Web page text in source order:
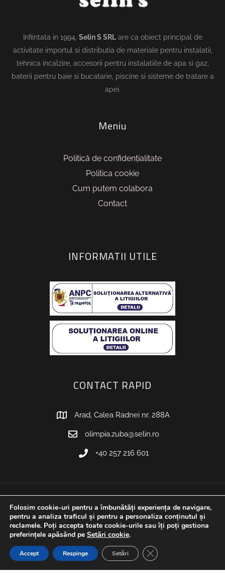
Infiintata in 1994, Selin S SRLare ca obiect principal de
activitate importul si distributia de materiale pentru instalatii,
tehnica incalzire, accesorii pentru instalatiile de apa si gaz,
baterii pentru baie si bucatarie, piscine si sisteme de tratare a
apei.
Meniu
Politică de confidențialitate
Politica cookie
Cum putem colabora
Contact
INFORMATII UTILE
CONTACT RAPID
Arad, Calea Radnei nr. 288A
olimpia.zuba@selin.ro
+40 257 216 601
Copyright © 1994 – 2022 Selin’s S.R.L. Toate drepturile sunt
rezervate. Dezvoltat cu
deX House
Folosim cookie-uri pentru a îmbunătăți experiența de navigare,
pentru a analiza traficul și pentru a personaliza conținutul și
reclamele. Poți accepta toate cookie-urile sau îți poți gestiona
preferințele apăsând pe Setări cookie.
Accept Respinge Setări Close GDPR Cookie